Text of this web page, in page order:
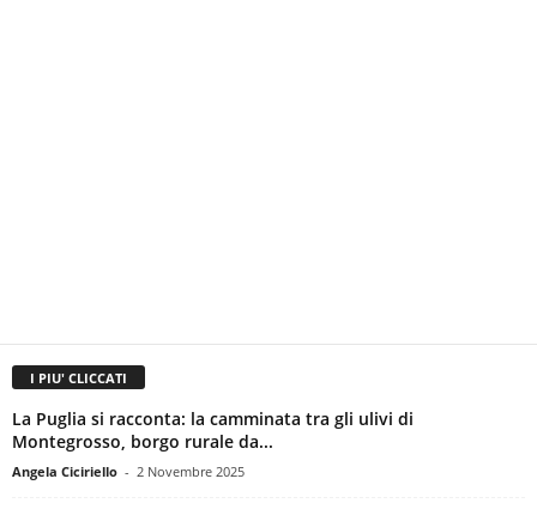
I PIU' CLICCATI
La Puglia si racconta: la camminata tra gli ulivi di
Montegrosso, borgo rurale da...
Angela Ciciriello - 2 Novembre 2025